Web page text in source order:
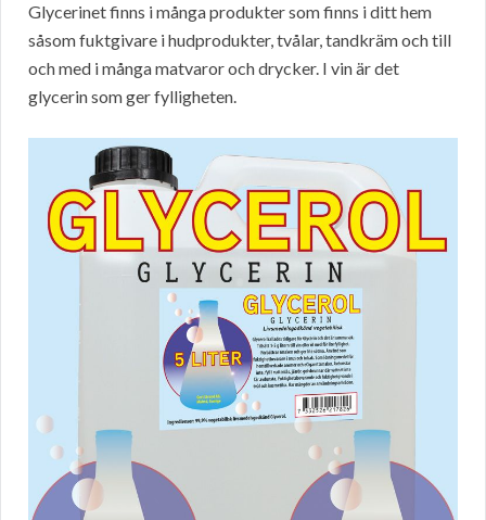
Glycerinet finns i många produkter som finns i ditt hem
såsom fuktgivare i hudprodukter, tvålar, tandkräm och till
och med i många matvaror och drycker. I vin är det
glycerin som ger fylligheten.